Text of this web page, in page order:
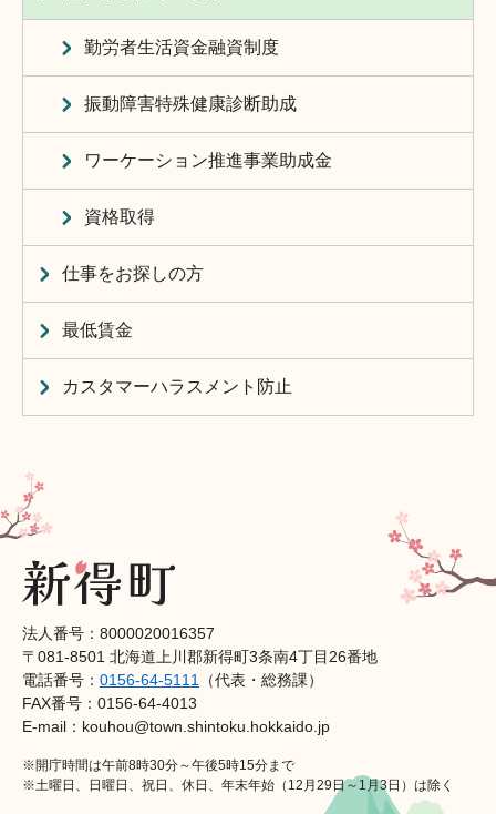
勤労者生活資金融資制度
振動障害特殊健康診断助成
ワーケーション推進事業助成金
資格取得
仕事をお探しの方
最低賃金
カスタマーハラスメント防止
法人番号：8000020016357
〒081-8501 北海道上川郡新得町3条南4丁目26番地
電話番号： 0156-64-5111
（代表・総務課）
FAX番号：0156-64-4013
E-mail：kouhou@town.shintoku.hokkaido.jp
※開庁時間は午前8時30分～午後5時15分まで
※土曜日、日曜日、祝日、休日、年末年始（12月29日～1月3日）は除く